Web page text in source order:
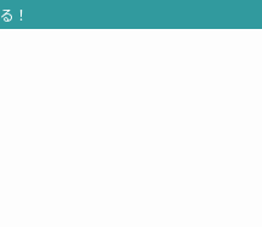
！